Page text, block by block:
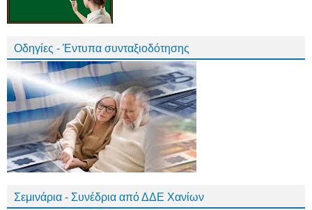
Οδηγίες - Έντυπα συνταξιοδότησης
Σεμινάρια - Συνέδρια από ΔΔΕ Χανίων